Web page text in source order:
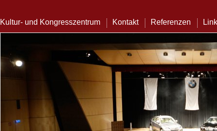
Kultur- und Kongresszentrum Kontakt Referenzen